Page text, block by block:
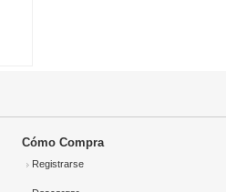
Cómo Compra
Registrarse